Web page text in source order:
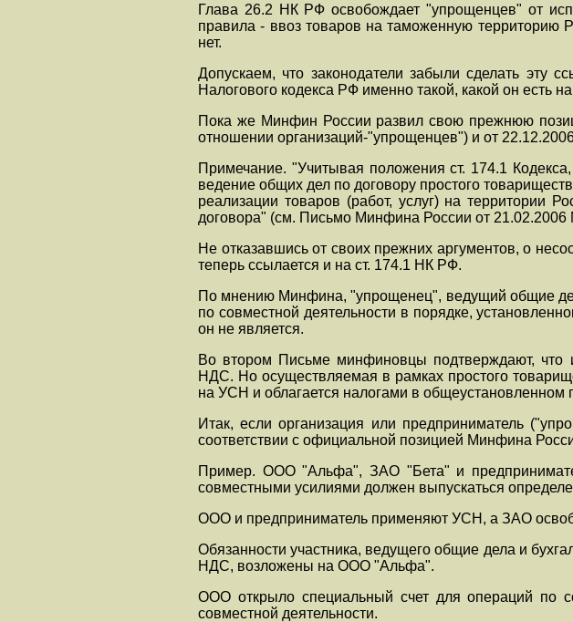
Глава 26.2 НК РФ освобождает "упрощенцев" от
правила - ввоз товаров на таможенную территорию
нет.
Допускаем, что законодатели забыли сделать эту
Налогового кодекса РФ именно такой, какой он есть
Пока же Минфин России развил свою прежнюю
отношении организаций-"упрощенцев") и от
Примечание. "Учитывая положения ст. 174.1
ведение общих дел по договору простого
реализации товаров (работ, услуг) на территории
договора" (см. Письмо Минфина России от 21.02.2006
Не отказавшись от своих прежних аргументов, о
теперь ссылается и на ст. 174.1 НК РФ.
По мнению Минфина, "упрощенец", ведущий общие
по совместной деятельности в порядке,
он не является.
Во втором Письме минфиновцы подтверждают, что
НДС. Но осуществляемая в рамках простого
на УСН и облагается налогами в общеустановленном
Итак, если организация или предприниматель
соответствии с официальной позицией Минфина
Пример. ООО "Альфа", ЗАО "Бета" и
совместными усилиями должен выпускаться
ООО и предприниматель применяют УСН, а ЗАО
Обязанности участника, ведущего общие дела и
НДС, возложены на ООО "Альфа".
ООО открыло специальный счет для операций по
совместной деятельности.